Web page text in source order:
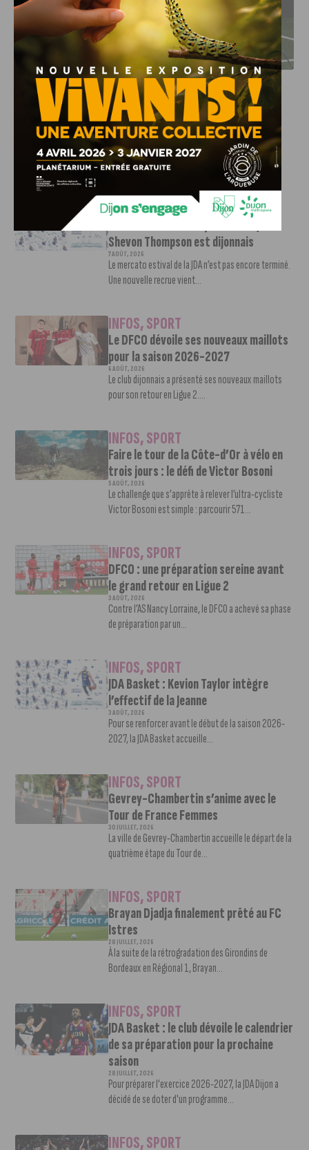
DFCO : RENCONTRE AVEC PIERRE-HENRI DEBALLON,
L’ARTISAN DE LA MONTÉE EN LIGUE 2
INFOS,SPORT
DFCO : Rencontre avec Pierre-Henri
Deballon, l’artisan de la montée en
Ligue 2
7 AOÛT, 2026
Le DFCO est de retour en Ligue 2 après trois ans
d’absence. La saison...
INFOS,SPORT
Shevon Thompson est dijonnais
7 AOÛT, 2026
Le mercato estival de la JDA n’est pas encore terminé.
Une nouvelle recrue vient...
INFOS,SPORT
Le DFCO dévoile ses nouveaux maillots
pour la saison 2026-2027
6 AOÛT, 2026
Le club dijonnais a présenté ses nouveaux maillots
pour son retour en Ligue 2....
INFOS,SPORT
Faire le tour de la Côte-d’Or à vélo en
trois jours : le défi de Victor Bosoni
5 AOÛT, 2026
Le challenge que s’apprête à relever l’ultra-cycliste
Victor Bosoni est simple : parcourir 571...
INFOS,SPORT
DFCO : une préparation sereine avant
le grand retour en Ligue 2
3 AOÛT, 2026
Contre l’AS Nancy Lorraine, le DFCO a achevé sa phase
de préparation par un...
INFOS,SPORT
JDA Basket : Kevion Taylor intègre
l’effectif de la Jeanne
3 AOÛT, 2026
Pour se renforcer avant le début de la saison 2026-
2027, la JDA Basket accueille...
INFOS,SPORT
Gevrey-Chambertin s’anime avec le
Tour de France Femmes
30 JUILLET, 2026
La ville de Gevrey-Chambertin accueille le départ de la
quatrième étape du Tour de...
INFOS,SPORT
Brayan Djadja finalement prêté au FC
Istres
28 JUILLET, 2026
À la suite de la rétrogradation des Girondins de
Bordeaux en Régional 1, Brayan...
INFOS,SPORT
JDA Basket : le club dévoile le calendrier
de sa préparation pour la prochaine
saison
28 JUILLET, 2026
Pour préparer l'exercice 2026-2027, la JDA Dijon a
décidé de se doter d'un programme...
INFOS,SPORT